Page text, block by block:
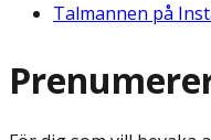
Talmannen på